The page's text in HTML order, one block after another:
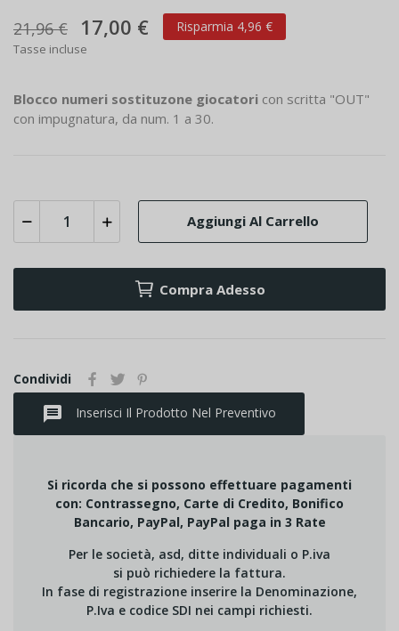
21,96 € 17,00 € Risparmia 4,96 €
Tasse incluse
Blocco numeri sostituzone giocatori con scritta "OUT"
con impugnatura, da num. 1 a 30.
Aggiungi Al Carrello
Compra Adesso
Condividi
message Inserisci Il Prodotto Nel Preventivo
Si ricorda che si possono effettuare pagamenti
con: Contrassegno, Carte di Credito, Bonifico
Bancario, PayPal, PayPal paga in 3 Rate
Per le società, asd, ditte individuali o P.iva
si può richiedere la fattura.
In fase di registrazione inserire la Denominazione,
P.Iva e codice SDI nei campi richiesti.